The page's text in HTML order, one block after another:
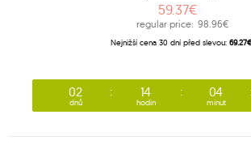
59.37€
regular price: 98.96€
Nejnižší cena 30 dní před slevou: 69.27€
02
dnů
14
hodin
04
minut